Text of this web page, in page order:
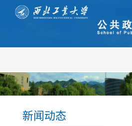
新闻动态